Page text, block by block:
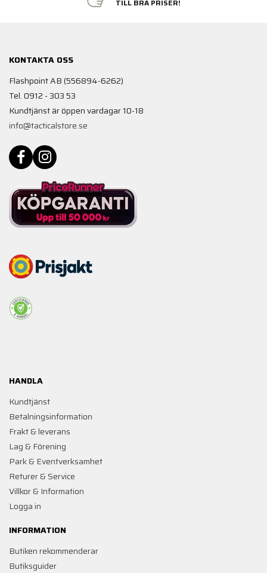
TILL BRA PRISER!
KONTAKTA OSS
Flashpoint AB (556894-6262)
Tel. 0912 - 303 53
Kundtjänst är öppen vardagar 10-18
info@tacticalstore.se
HANDLA
Kundtjänst
Betalningsinformation
Frakt & leverans
Lag & Förening
Park & Eventverksamhet
Returer & Service
Villkor & Information
Logga in
INFORMATION
Butiken rekommenderar
Butiksguider